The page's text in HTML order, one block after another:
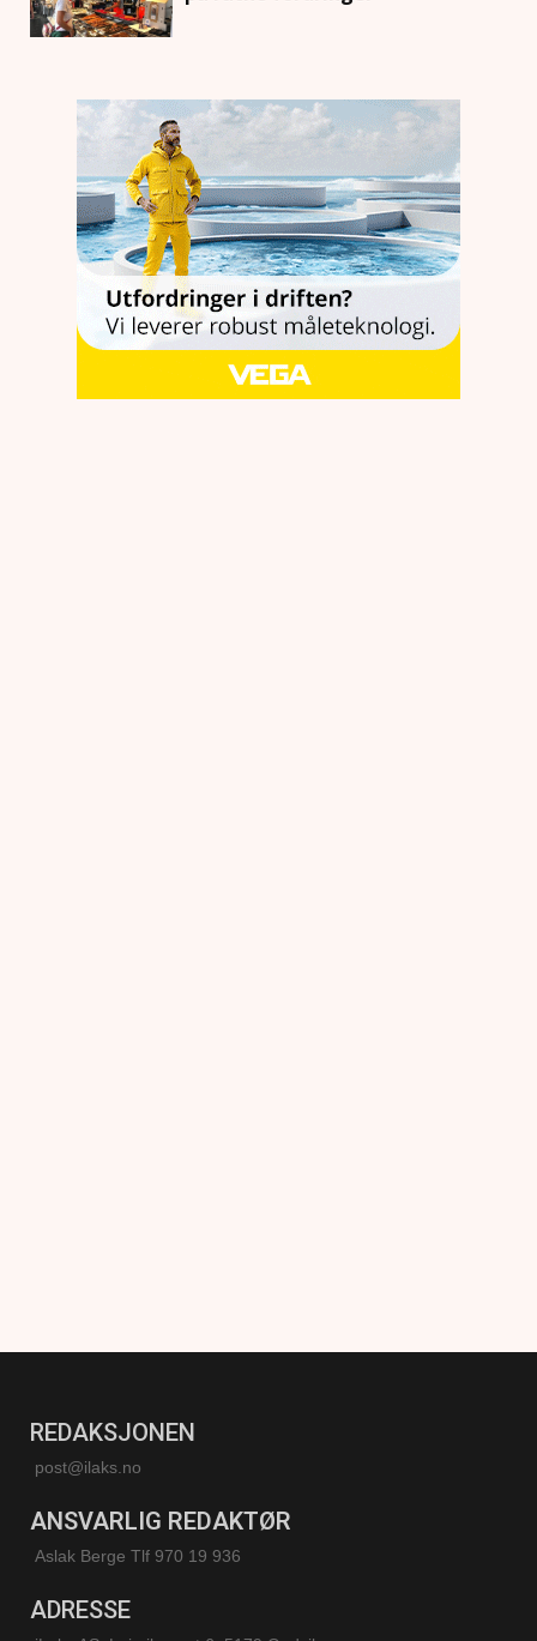
REDAKSJONEN
post@ilaks.no
ANSVARLIG REDAKTØR
Aslak Berge Tlf 970 19 936
ADRESSE